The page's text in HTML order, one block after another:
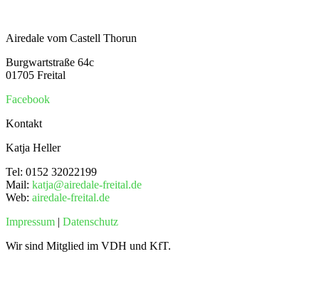
Airedale vom Castell Thorun
Burgwartstraße 64c
01705 Freital
Facebook
Kontakt
Katja Heller
Tel: 0152 32022199
Mail: katja@airedale-freital.de
Web: airedale-freital.de
Impressum | Datenschutz
Wir sind Mitglied im VDH und KfT.